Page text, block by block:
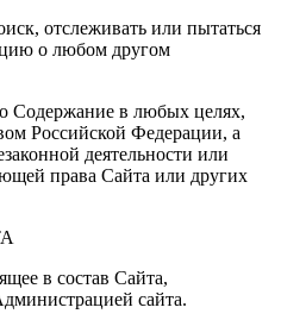
отслеживать или пытаться
о любом другом
Содержание в любых целях,
Российской Федерации, а
деятельности или
права Сайта или других
в состав Сайта,
сайта.